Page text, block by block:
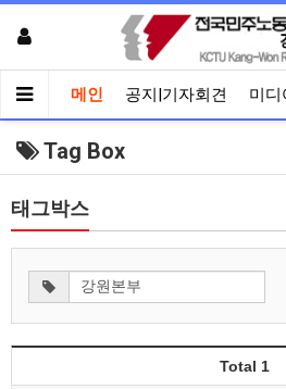
메인 공지|기자회견 미디
Tag Box
태그박스
Total 1